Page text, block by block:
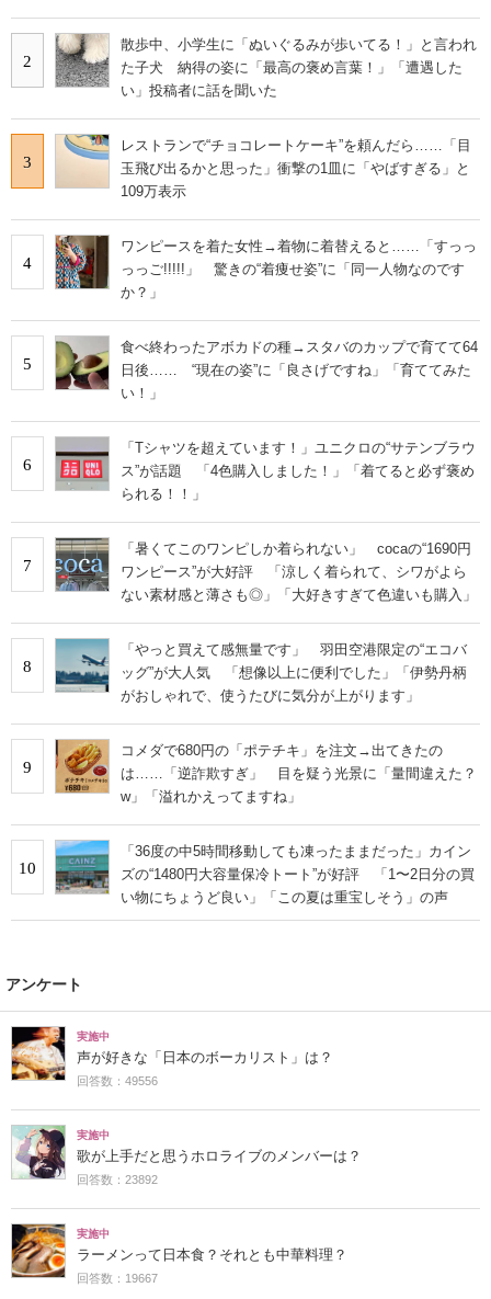
2
散歩中、小学生に「ぬいぐるみが歩いてる！」と言われ
た子犬 納得の姿に「最高の褒め言葉！」「遭遇した
い」投稿者に話を聞いた
3
レストランで“チョコレートケーキ”を頼んだら……「目
玉飛び出るかと思った」衝撃の1皿に「やばすぎる」と
109万表示
4
ワンピースを着た女性→着物に着替えると……「すっっ
っっご!!!!!」 驚きの“着痩せ姿”に「同一人物なのです
か？」
5
食べ終わったアボカドの種→スタバのカップで育てて64
日後…… “現在の姿”に「良さげですね」「育ててみた
い！」
6
「Tシャツを超えています！」ユニクロの“サテンブラウ
ス”が話題 「4色購入しました！」「着てると必ず褒め
られる！！」
7
「暑くてこのワンピしか着られない」 cocaの“1690円
ワンピース”が大好評 「涼しく着られて、シワがよら
ない素材感と薄さも◎」「大好きすぎて色違いも購入」
8
「やっと買えて感無量です」 羽田空港限定の“エコバ
ッグ”が大人気 「想像以上に便利でした」「伊勢丹柄
がおしゃれで、使うたびに気分が上がります」
9
コメダで680円の「ポテチキ」を注文→出てきたの
は……「逆詐欺すぎ」 目を疑う光景に「量間違えた？
w」「溢れかえってますね」
10
「36度の中5時間移動しても凍ったままだった」カイン
ズの“1480円大容量保冷トート”が好評 「1〜2日分の買
い物にちょうど良い」「この夏は重宝しそう」の声
アンケート
実施中
声が好きな「日本のボーカリスト」は？
回答数：49556
実施中
歌が上手だと思うホロライブのメンバーは？
回答数：23892
実施中
ラーメンって日本食？それとも中華料理？
回答数：19667